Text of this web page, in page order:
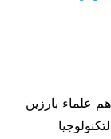
علماء بارزين